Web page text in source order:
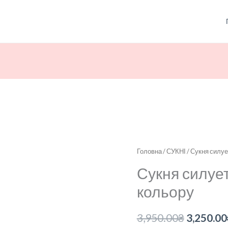
Головна/СУКНІ/ Сукня
Сукня
кольору
3,950.00₴
ціна:
3,250.00
Сукня
ажурна
бежевого
кількість